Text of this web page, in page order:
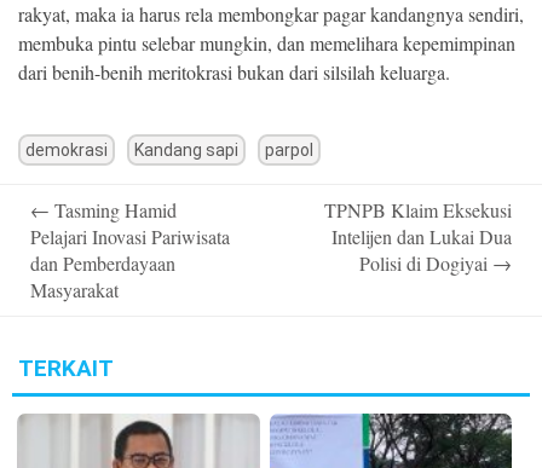
rakyat, maka ia harus rela membongkar pagar kandangnya sendiri,
membuka pintu selebar mungkin, dan memelihara kepemimpinan
dari benih-benih meritokrasi bukan dari silsilah keluarga.
demokrasi Kandang sapi parpol
navigation
← Tasming Hamid
Pelajari Inovasi Pariwisata
dan Pemberdayaan
Masyarakat
TPNPB Klaim Eksekusi
Intelijen dan Lukai Dua
Polisi di Dogiyai →
TERKAIT